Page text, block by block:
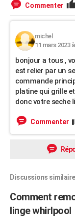
Commenter
michel
11 mars 2023
bonjour a tous ,
est relier par un
commande
platine qui grille
donc votre seche
Commenter
Discussions
Comment
linge whirlpool